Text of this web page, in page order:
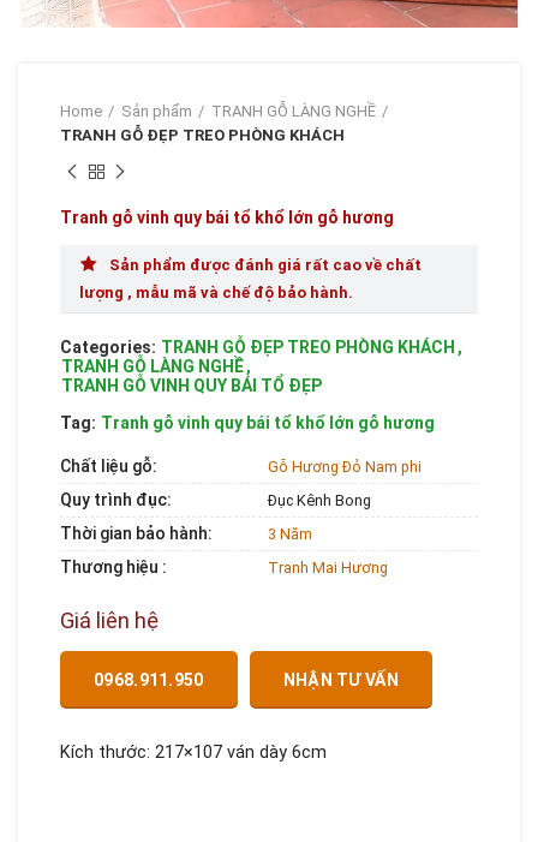
Home Sản phẩm
TRANH GỖ LÀNG NGHỀ
TRANH GỖ ĐẸP TREO PHÒNG KHÁCH
Tranh gỗ vinh quy bái tổ khổ lớn gỗ hương
Sản phẩm được đánh giá rất cao về chất
lượng , mẫu mã và chế độ bảo hành.
Categories: TRANH GỖ ĐẸP TREO PHÒNG KHÁCH ,
TRANH GỖ LÀNG NGHỀ,
TRANH GỖ VINH QUY BÁI TỔ ĐẸP
Tag: Tranh gỗ vinh quy bái tổ khổ lớn gỗ hương
Chất liệu gỗ: Gỗ Hương Đỏ Nam phi
Quy trình đục: Đục Kênh Bong
Thời gian bảo hành: 3 Năm
Thương hiệu : Tranh Mai Hương
Giá liên hệ
0968.911.950 NHẬN TƯ VẤN
Kích thước: 217×107 ván dày 6cm